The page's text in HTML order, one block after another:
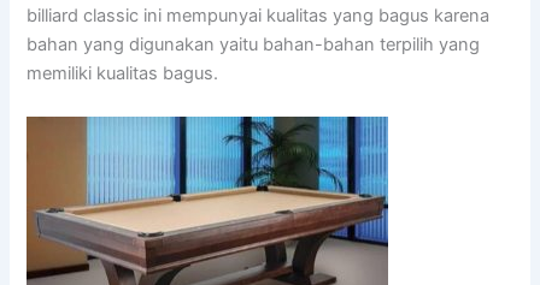
billiard classic ini mempunyai kualitas yang bagus karena
bahan yang digunakan yaitu bahan-bahan terpilih yang
memiliki kualitas bagus.